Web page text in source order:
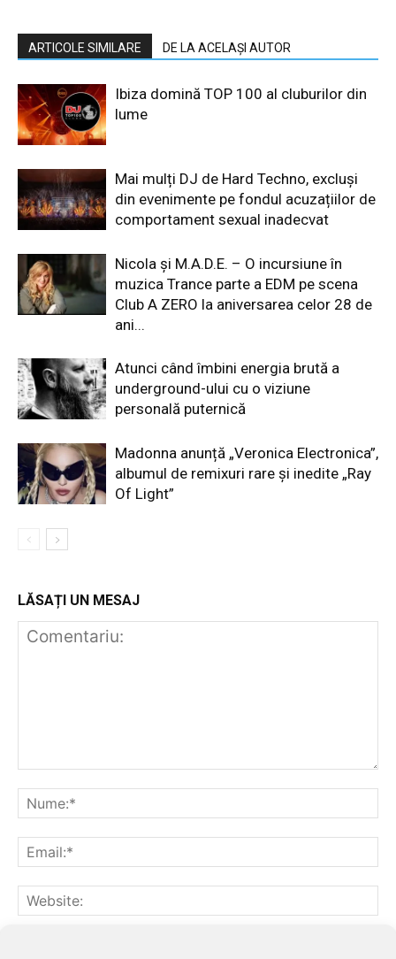
ARTICOLE SIMILARE DE LA ACELAȘI AUTOR
Ibiza domină TOP 100 al cluburilor din
lume
Mai mulți DJ de Hard Techno, excluși
din evenimente pe fondul acuzațiilor de
comportament sexual inadecvat
Nicola și M.A.D.E. – O incursiune în
muzica Trance parte a EDM pe scena
Club A ZERO la aniversarea celor 28 de
ani...
Atunci când îmbini energia brută a
underground-ului cu o viziune
personală puternică
Madonna anunță „Veronica Electronica”,
albumul de remixuri rare și inedite „Ray
Of Light”
LĂSAȚI UN MESAJ